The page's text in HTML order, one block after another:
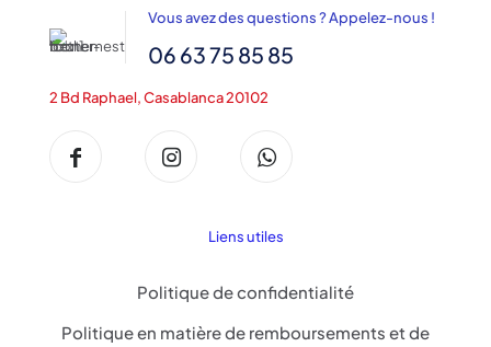
Vous avez des questions ? Appelez-nous !
06 63 75 85 85
2 Bd Raphael, Casablanca 20102
Liens utiles
Politique de confidentialité
Politique en matière de remboursements et de